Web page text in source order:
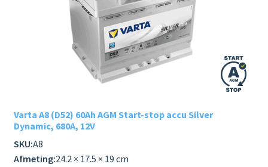
Varta A8 (D52) 60Ah AGM Start-stop accu Silver
Dynamic, 680A, 12V
SKU:A8
Afmeting:24.2 × 17.5 × 19 cm